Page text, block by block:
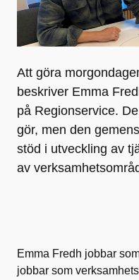
Att göra
beskriver Emma
på Regionservice.
gör, men den
stöd i utveckling av
av
Emma Fredh jobbar
jobbar som